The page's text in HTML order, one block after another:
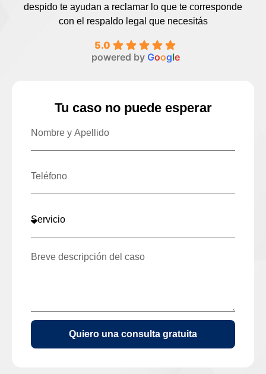
despido te ayudan a reclamar lo que te corresponde
con el respaldo legal que necesitás
5.0
powered by Google
Tu caso no puede esperar
Quiero una consulta gratuita